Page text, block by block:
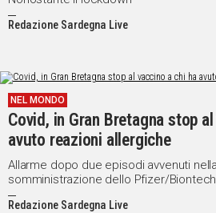
Redazione Sardegna Live
NEL MONDO
Covid, in Gran Bretagna stop
avuto reazioni allergiche
Allarme dopo due episodi avvenuti
somministrazione dello Pfizer/Biontech
Redazione Sardegna Live